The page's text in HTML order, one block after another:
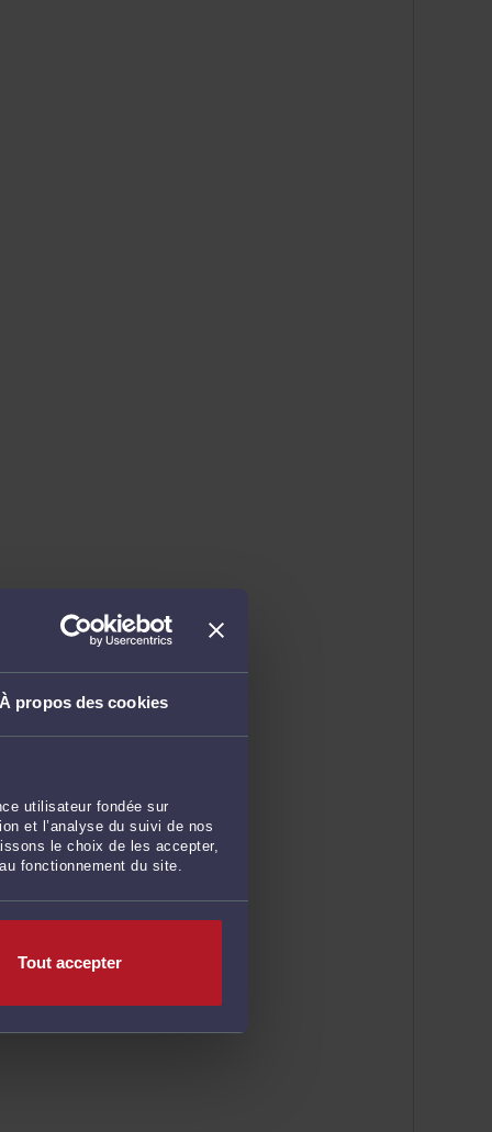
À propos des cookies
utilisateur fondée sur
et l’analyse du suivi de nos
le choix de les accepter,
fonctionnement du site.
Tout accepter